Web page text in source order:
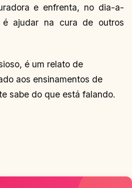
e enfrenta, no dia-a-
ajudar na cura de outros
é um relato de
aos ensinamentos de
sabe do que está falando.